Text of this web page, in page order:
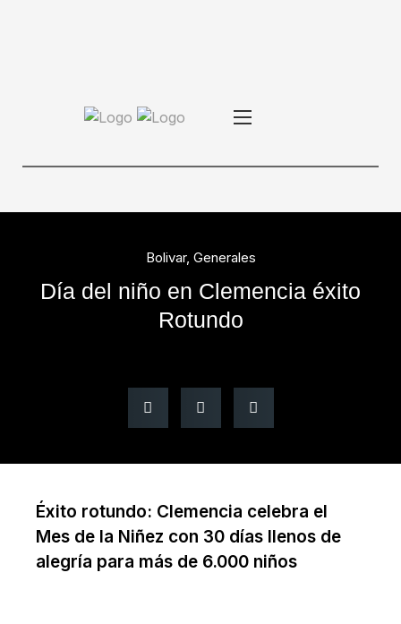
Bolivar, Generales
Día del niño en Clemencia éxito
Rotundo
Éxito rotundo: Clemencia celebra el
Mes de la Niñez con 30 días llenos de
alegría para más de 6.000 niños